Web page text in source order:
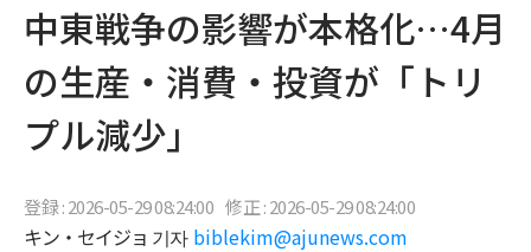
中東戦争の影響が本格化…4月
の生産・消費・投資が「トリ
プル減少」
登録 : 2026-05-29 08:24:00 修正 : 2026-05-29 08:24:00
キン・セイジョ 기자 biblekim@ajunews.com